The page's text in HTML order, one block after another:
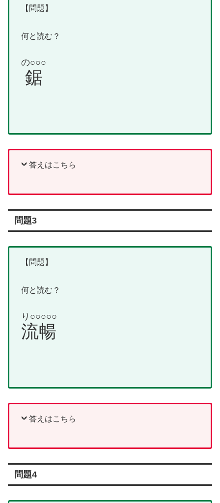
【問題】
何と読む？
鋸
の○○○
答えはこちら
問題3
【問題】
何と読む？
流暢
り○○○○○
答えはこちら
問題4